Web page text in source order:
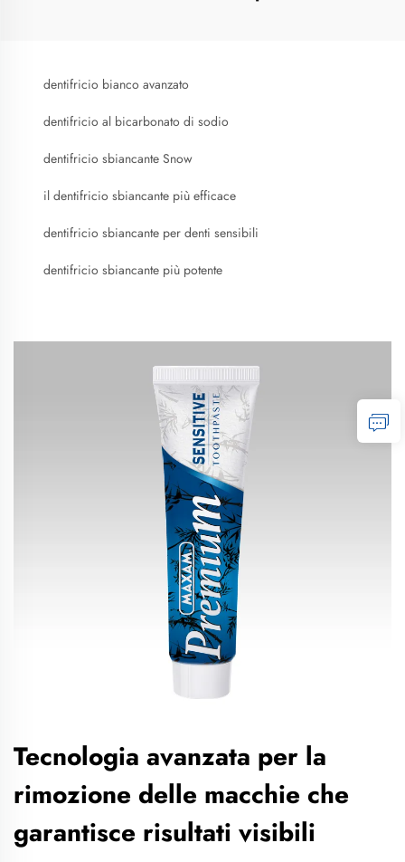
dentifricio bianco avanzato
dentifricio al bicarbonato di sodio
dentifricio sbiancante Snow
il dentifricio sbiancante più efficace
dentifricio sbiancante per denti sensibili
dentifricio sbiancante più potente
Tecnologia avanzata per la
rimozione delle macchie che
garantisce risultati visibili